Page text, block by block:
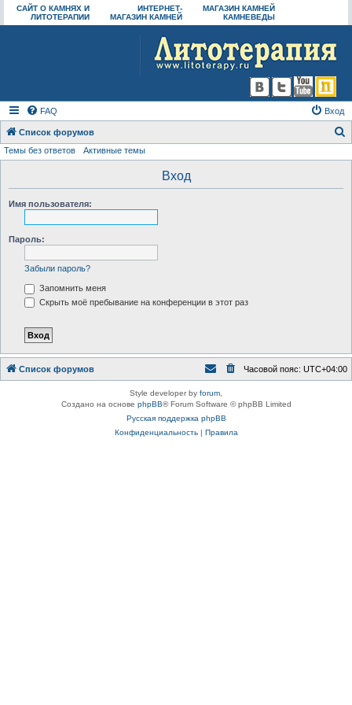
САЙТ О КАМНЯХ И
ЛИТОТЕРАПИИ
ИНТЕРНЕТ-
МАГАЗИН КАМНЕЙ
МАГАЗИН КАМНЕЙ
КАМНЕВЕДЫ
FAQ Вход
Список форумов
Темы без ответов Активные темы
Вход
Имя пользователя:
Пароль:
Забыли пароль?
Запомнить меня
Скрыть моё пребывание на конференции в этот раз
Список форумов Часовой пояс: UTC+04:00
Style developer by forum,
Создано на основе phpBB® Forum Software © phpBB Limited
Русская поддержка phpBB
Конфиденциальность| Правила